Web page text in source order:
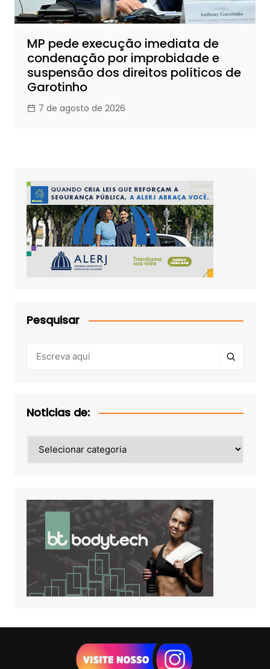
MP pede execução imediata de
condenação por improbidade e
suspensão dos direitos políticos de
Garotinho
7 de agosto de 2026
Pesquisar
Noticias de:
de: